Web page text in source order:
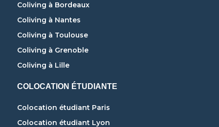
Coliving à Bordeaux
Coliving à Nantes
Coliving à Toulouse
Coliving à Grenoble
Coliving à Lille
COLOCATION ÉTUDIANTE
Colocation étudiant Paris
Colocation étudiant Lyon